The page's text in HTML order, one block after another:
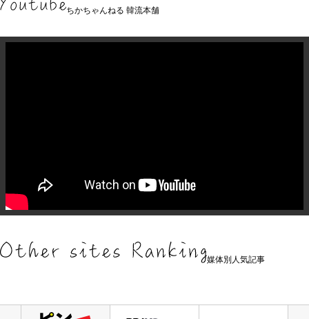
ちかちゃんねる 韓流本舗
媒体別人気記事